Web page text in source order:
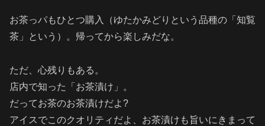
お茶っパもひとつ購入（ゆたかみどりという品種の「知覧
茶」という）。帰ってから楽しみだな。
ただ、心残りもある。
店内で知った「お茶漬け」。
だってお茶のお茶漬けだよ?
アイスでこのクオリティだよ、お茶漬けも旨いにきまって